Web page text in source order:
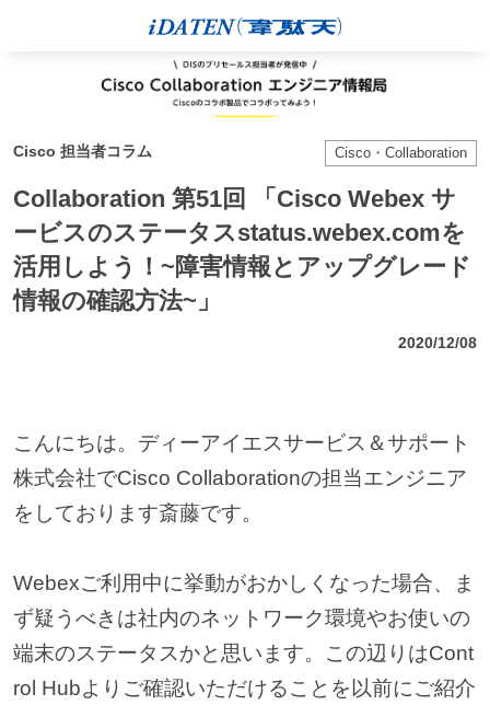
Cisco 担当者コラム Cisco・Collaboration
Collaboration 第51回 「Cisco Webex サ
ービスのステータスstatus.webex.comを
活用しよう！~障害情報とアップグレード
情報の確認方法~」
2020/12/08
こんにちは。ディーアイエスサービス＆サポート
株式会社でCisco Collaborationの担当エンジニア
をしております斎藤です。
Webexご利用中に挙動がおかしくなった場合、ま
ず疑うべきは社内のネットワーク環境やお使いの
端末のステータスかと思います。この辺りはCont
rol Hubよりご確認いただけることを以前にご紹介